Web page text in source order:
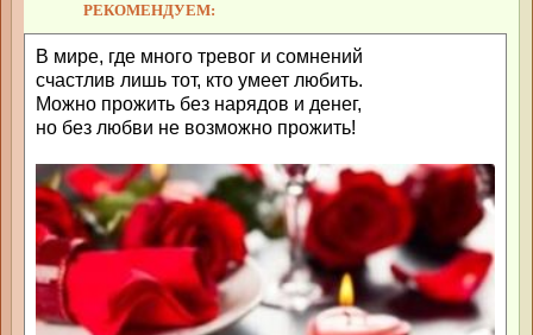
РЕКОМЕНДУЕМ:
В мире, где много тревог и сомнений
счастлив лишь тот, кто умеет любить.
Можно прожить без нарядов и денег,
но без любви не возможно прожить!